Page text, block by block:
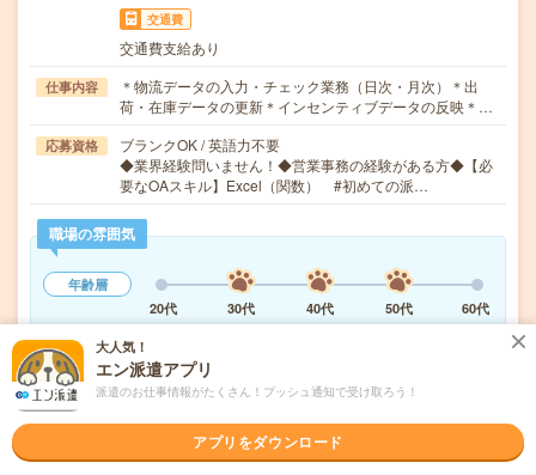
交通費
交通費支給あり
仕事内容
＊物流データの入力・チェック業務（日次・月次）＊出
荷・在庫データの更新＊インセンティブデータの反映＊…
応募資格
ブランクOK / 英語力不要
◆業界経験問いません！◆営業事務の経験がある方◆【必
要なOAスキル】Excel（関数） #初めての派…
職場の雰囲気
年齢層
20代
30代 40代 50代
60代
男女比率
女性
大人気！
エン派遣アプリ
派遣のお仕事情報がたくさん！プッシュ通知で受け取ろう！
アプリをダウンロード